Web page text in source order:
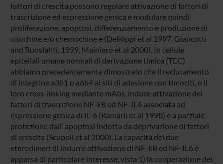
fattori di crescita possono regolare attivazione di fattori di
trascrizione ed espressione genica e modulare quindi
proliferazione, apoptosi, differenziamento e produzione di
citochine e/o chemochine e (Defilippi et al 1997, Giancotti
and Ruoslahti, 1999, Mainiero et al 2000). In cellule
epiteliali umane normali di derivazione timica (TEC)
abbiamo precedentemente dimostrato che il reclutamento
di integrine a3b1 o a6b4 ai siti di adesione con timociti, o il
loro cross-linking mediante mAbs, induce attivazione dei
fattori di trascrizione NF-kB ed NF-IL6 associata ad
espressione genica di IL-6 (Ramarli et al 1998) e a parziale
protezione dall’ apoptosi indotta da deprivazione di fattori
di crescita (Scupoli et al 2000). La capacità dei due
eterodimeri di indurre attivazione di NF-kB ed NF-IL6 è
apparsa di particolare interesse, vista 1) la cooperazione dei